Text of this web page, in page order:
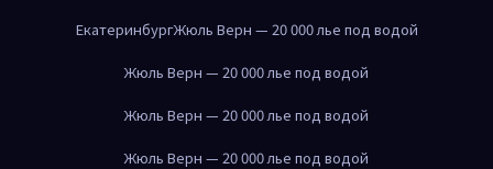
ЕкатеринбургЖюль Верн — 20 000 лье под водой
Жюль Верн — 20 000 лье под водой
Жюль Верн — 20 000 лье под водой
Жюль Верн — 20 000 лье под водой